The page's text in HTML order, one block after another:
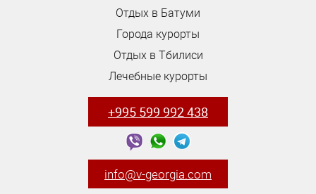
Отдых в Батуми
Города курорты
Отдых в Тбилиси
Лечебные курорты
+995 599 992 438
info@v-georgia.com